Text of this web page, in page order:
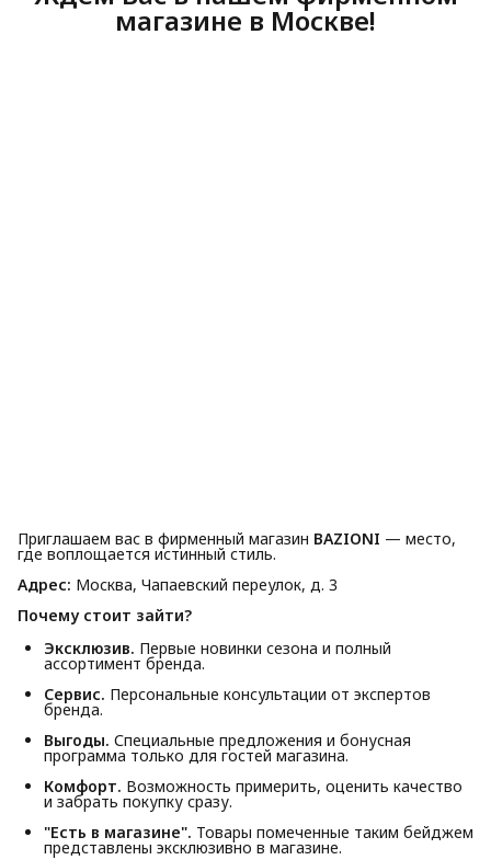
магазине в Москве!
Приглашаем вас в фирменный магазин BAZIONI — место,
где воплощается истинный стиль.
Адрес: Москва, Чапаевский переулок, д. 3
Почему стоит зайти?
Эксклюзив. Первые новинки сезона и полный
ассортимент бренда.
Сервис. Персональные консультации от экспертов
бренда.
Выгоды. Специальные предложения и бонусная
программа только для гостей магазина.
Комфорт. Возможность примерить, оценить качество
и забрать покупку сразу.
"Есть в магазине". Товары помеченные таким бейджем
представлены эксклюзивно в магазине.